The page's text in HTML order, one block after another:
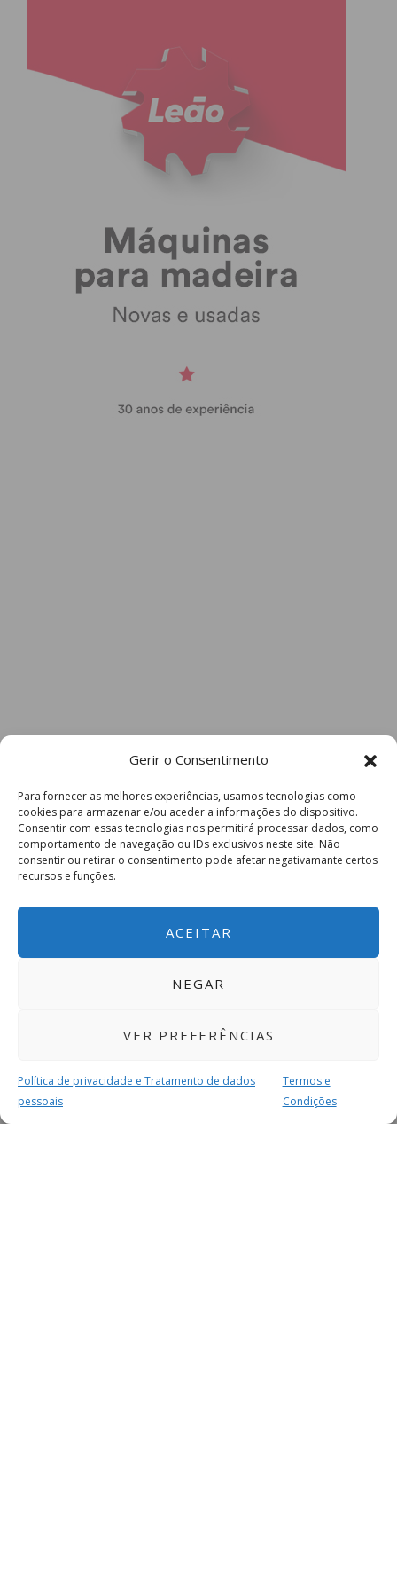
Gerir o Consentimento
Para fornecer as melhores experiências, usamos tecnologias como
cookies para armazenar e/ou aceder a informações do dispositivo.
Consentir com essas tecnologias nos permitirá processar dados, como
comportamento de navegação ou IDs exclusivos neste site. Não
consentir ou retirar o consentimento pode afetar negativamante certos
recursos e funções.
ACEITAR
NEGAR
VER PREFERÊNCIAS
Política de privacidade e Tratamento de dados
pessoais
Termos e
Condições